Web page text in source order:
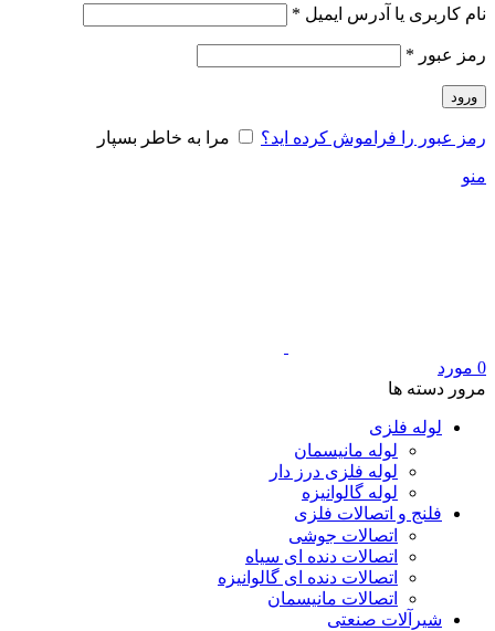
نام کاربری یا آدرس ایمیل *
رمز عبور *
ورود
رمز عبور را فراموش کرده اید؟ مرا به خاطر بسپار
منو
0 مورد
مرور دسته ها
لوله فلزی
لوله مانیسمان
لوله فلزی درز دار
لوله گالوانیزه
فلنج و اتصالات فلزی
اتصالات جوشی
اتصالات دنده ای سیاه
اتصالات دنده ای گالوانیزه
اتصالات مانیسمان
شیرآلات صنعتی